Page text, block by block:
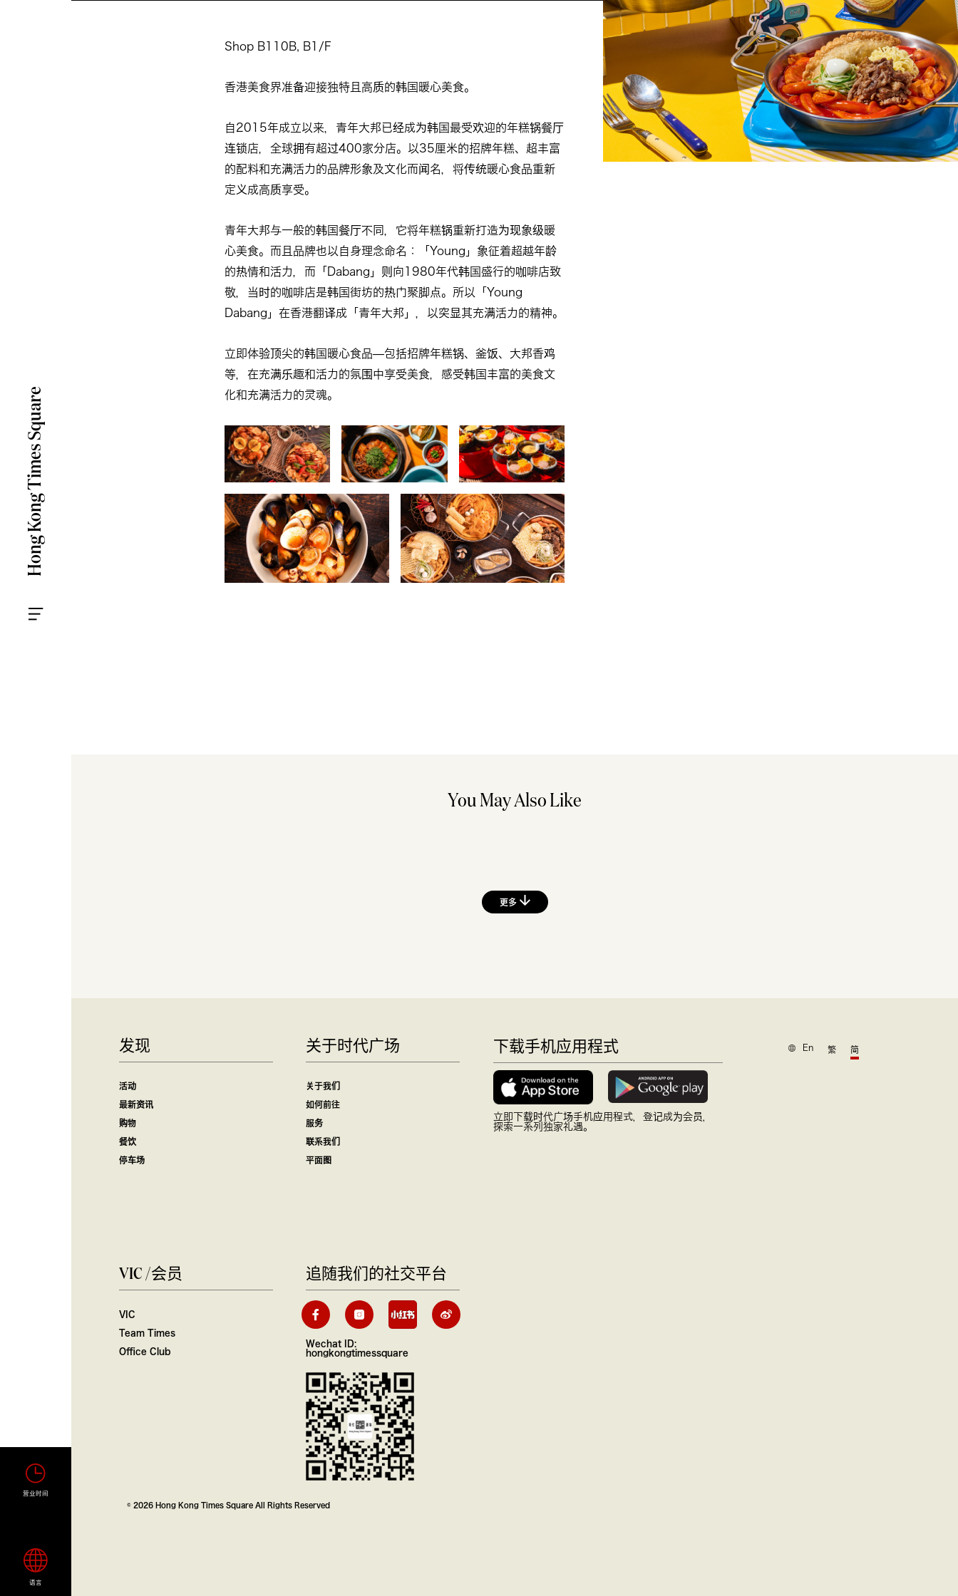
营业时间
语言
Shop B110B, B1/F
香港美食界准备迎接独特且高质的韩国暖心美食。
自2015年成立以来，青年大邦已经成为韩国最受欢迎的年糕锅餐厅
连锁店，全球拥有超过400家分店。以35厘米的招牌年糕、超丰富
的配料和充满活力的品牌形象及文化而闻名，将传统暖心食品重新
定义成高质享受。
青年大邦与一般的韩国餐厅不同，它将年糕锅重新打造为现象级暖
心美食。而且品牌也以自身理念命名：「Young」象征着超越年龄
的热情和活力，而「Dabang」则向1980年代韩国盛行的咖啡店致
敬，当时的咖啡店是韩国街坊的热门聚脚点。所以「Young
Dabang」在香港翻译成「青年大邦」，以突显其充满活力的精神。
立即体验顶尖的韩国暖心食品—包括招牌年糕锅、釜饭、大邦香鸡
等，在充满乐趣和活力的氛围中享受美食，感受韩国丰富的美食文
化和充满活力的灵魂。
You May Also Like
更多
发现
活动
最新资讯
购物
餐饮
停车场
VIC /会员
VIC
Team Times
Office Club
关于时代广场
关于我们
如何前往
服务
联系我们
平面图
追随我们的社交平台
Wechat ID:
hongkongtimessquare
下载手机应用程式
立即下载时代广场手机应用程式，登记成为会员，
探索一系列独家礼遇。
En 繁 简
© 2026 Hong Kong Times Square All Rights Reserved